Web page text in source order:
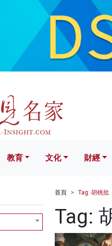
文化 財經
教育 文化 財經
首頁 Tag: 胡桃批
Tag: